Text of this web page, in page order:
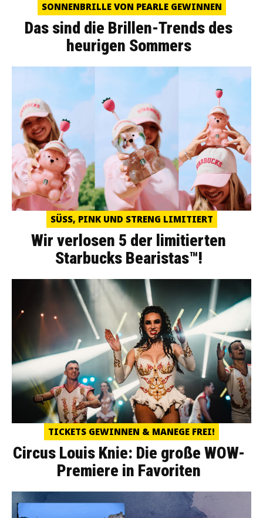
SONNENBRILLE VON PEARLE GEWINNEN
Das sind die Brillen-Trends des
heurigen Sommers
SÜSS, PINK UND STRENG LIMITIERT
Wir verlosen 5 der limitierten
Starbucks Bearistas™!
TICKETS GEWINNEN & MANEGE FREI!
Circus Louis Knie: Die große WOW-
Premiere in Favoriten